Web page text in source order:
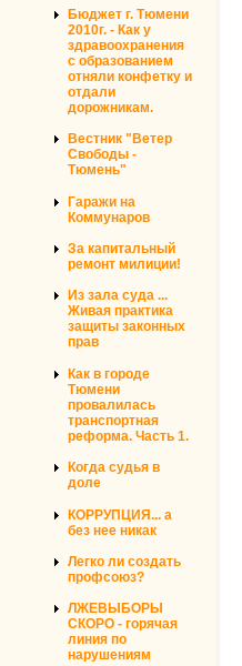
Бюджет г. Тюмени
2010г. - Как у
здравоохранения
с образованием
отняли конфетку и
отдали
дорожникам.
Вестник "Ветер
Свободы -
Тюмень"
Гаражи на
Коммунаров
За капитальный
ремонт милиции!
Из зала суда ...
Живая практика
защиты законных
прав
Как в городе
Тюмени
провалилась
транспортная
реформа. Часть 1.
Когда судья в
доле
КОРРУПЦИЯ... а
без нее никак
Легко ли создать
профсоюз?
ЛЖЕВЫБОРЫ
СКОРО - горячая
линия по
нарушениям